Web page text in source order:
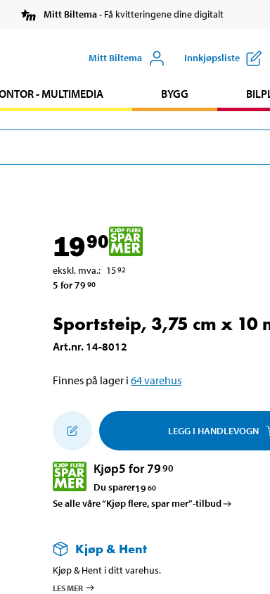
Mitt Biltema- Få kvitteringene dine digitalt
Mitt Biltema Innkjøpsliste
- MULTIMEDIA BYGG
1990
ekskl. mva.: 1592
5 for 79 90
Sportsteip, 3,75 cm x 10
Art.nr. 14-8012
Finnes på lager i 64varehus
LEGG I HANDLEVOGN
Kjøp5 for 7990
Du sparer19 60
Se alle våre “Kjøp flere, spar mer”-tilbud
Kjøp & Hent
Kjøp & Hent i ditt varehus.
LES MER